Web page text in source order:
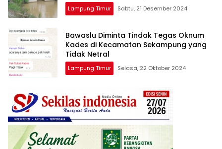
Lampung Timur Sabtu, 21 Desember 2024
Bawaslu Diminta Tindak Tegas Oknum
Kades di Kecamatan Sekampung yang
Tidak Netral
Lampung Timur Selasa, 22 Oktober 2024